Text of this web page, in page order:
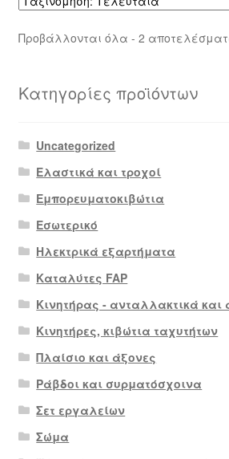
Προβάλλονται όλα - 2
Κατηγορίες προϊόντων
Uncategorized
Ελαστικά και τροχοί
Εμπορευματοκιβώτια
Εσωτερικό
Ηλεκτρικά εξαρτήματα
Καταλύτες FAP
Κινητήρας - ανταλλακτικά και
Κινητήρες, κιβώτια ταχυτήτων
Πλαίσιο και άξονες
Ράβδοι και συρματόσχοινα
Σετ εργαλείων
Σώμα